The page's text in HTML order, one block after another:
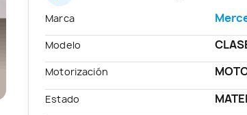
Marca
Modelo
Motorización
Estado